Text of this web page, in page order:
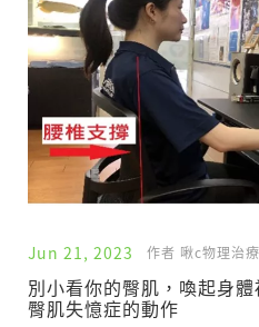
Jun 21, 2023 作者 啾c物理治
別小看你的臀肌，喚起身
臀肌失憶症的動作